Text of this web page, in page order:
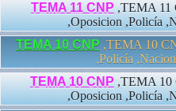
TEMA 11 CNP ,TEMA 11
,Oposicion ,Policía
TEMA 10 CNP ,TEMA 10
,Policía
TEMA 10 CNP ,TEMA 10
,Oposicion ,Policía